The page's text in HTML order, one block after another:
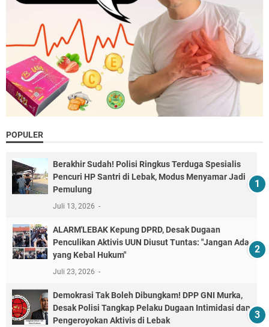
POPULER
Berakhir Sudah! Polisi Ringkus Terduga Spesialis
Pencuri HP Santri di Lebak, Modus Menyamar Jadi
Pemulung
Juli 13, 2026
ALARM'LEBAK Kepung DPRD, Desak Dugaan
Penculikan Aktivis UUN Diusut Tuntas: "Jangan Ada
yang Kebal Hukum"
Juli 23, 2026
Demokrasi Tak Boleh Dibungkam! DPP GNI Murka,
Desak Polisi Tangkap Pelaku Dugaan Intimidasi dan
Pengeroyokan Aktivis di Lebak